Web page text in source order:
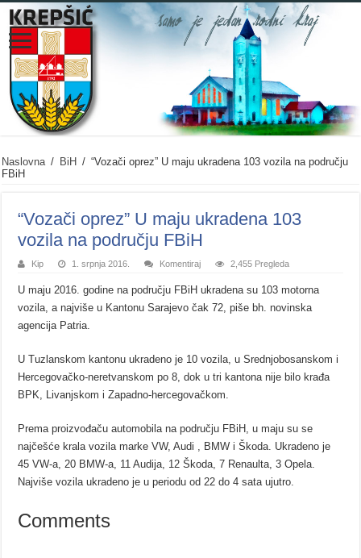
Naslovna / BiH / “Vozači oprez” U maju ukradena 103 vozila na području
FBiH
“Vozači oprez” U maju ukradena 103
vozila na području FBiH
Kip 1. srpnja 2016. Komentiraj 2,455 Pregleda
U maju 2016. godine na području FBiH ukradena su 103 motorna
vozila, a najviše u Kantonu Sarajevo čak 72, piše bh. novinska
agencija Patria.
U Tuzlanskom kantonu ukradeno je 10 vozila, u Srednjobosanskom i
Hercegovačko-neretvanskom po 8, dok u tri kantona nije bilo krađa
BPK, Livanjskom i Zapadno-hercegovačkom.
Prema proizvođaču automobila na području FBiH, u maju su se
najčešće krala vozila marke VW, Audi , BMW i Škoda. Ukradeno je
45 VW-a, 20 BMW-a, 11 Audija, 12 Škoda, 7 Renaulta, 3 Opela.
Najviše vozila ukradeno je u periodu od 22 do 4 sata ujutro.
Comments